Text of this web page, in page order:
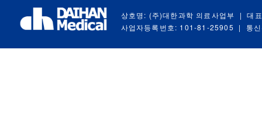
상호명: (주)대한과학 의료사업부 |
대
사업자등록번호: 101-81-25905
| 통